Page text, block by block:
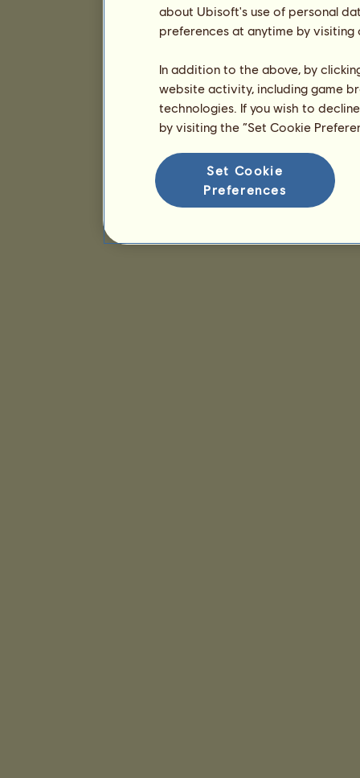
about Ubisoft's use of personal
preferences at anytime by
In addition to the above, by
website activity, including game
technologies. If you wish to
by visiting the “Set Cookie
Set Cookie
Preferences